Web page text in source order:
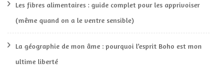
Les fibres alimentaires : guide complet pour les apprivoiser
(même quand on a le ventre sensible)
La géographie de mon âme : pourquoi l’esprit Boho est mon
ultime liberté